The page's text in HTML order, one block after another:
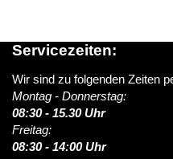
Servicezeiten:
Wir sind zu folgenden Zeiten
Montag - Donnerstag:
08:30 - 15.30 Uhr
Freitag:
08:30 - 14:00 Uhr